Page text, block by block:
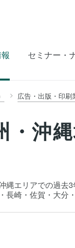
セミナー・
広告・出版・印刷
・沖
エリアでの過
崎・佐賀・大分